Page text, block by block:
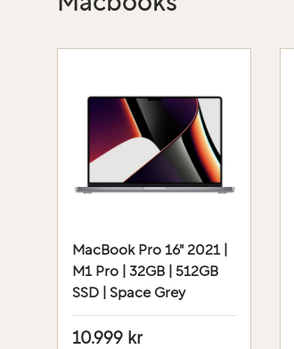
MacBook Pro 16" 2021 |
M1 Pro | 32GB | 512GB
SSD | Space Grey
10.999 kr